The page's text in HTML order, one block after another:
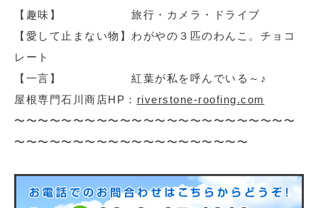
【趣味】 旅行・カメラ・ドライブ
【愛して止まない物】わがやの３匹のわんこ。チョコ
レート
【一言】 紅葉が私を呼んでいる～♪
屋根専門石川商店HP： riverstone-roofing.com
〜〜〜〜〜〜〜〜〜〜〜〜〜〜〜〜〜〜〜〜〜〜〜〜
〜〜〜〜〜〜〜〜〜〜〜〜〜〜〜〜〜〜〜〜